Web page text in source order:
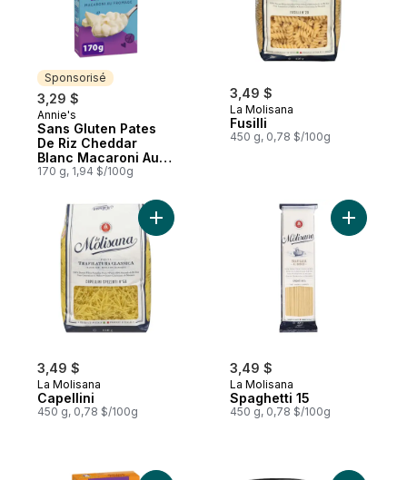
Sponsorisé
3,29 $
Sponsorisé
Annie's
Sans Gluten Pates
De Riz Cheddar
Blanc Macaroni Au
Fromage
170 g, 1,94 $/100g
3,49 $
La Molisana
Fusilli
450 g, 0,78 $/100g
3,49 $
La Molisana
Capellini
450 g, 0,78 $/100g
Ajouter Capellini au panier
3,49 $
La Molisana
Spaghetti 15
450 g, 0,78 $/100g
Ajouter